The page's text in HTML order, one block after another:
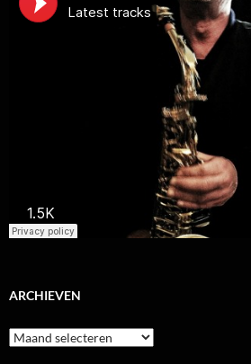
ARCHIEVEN
Archieven